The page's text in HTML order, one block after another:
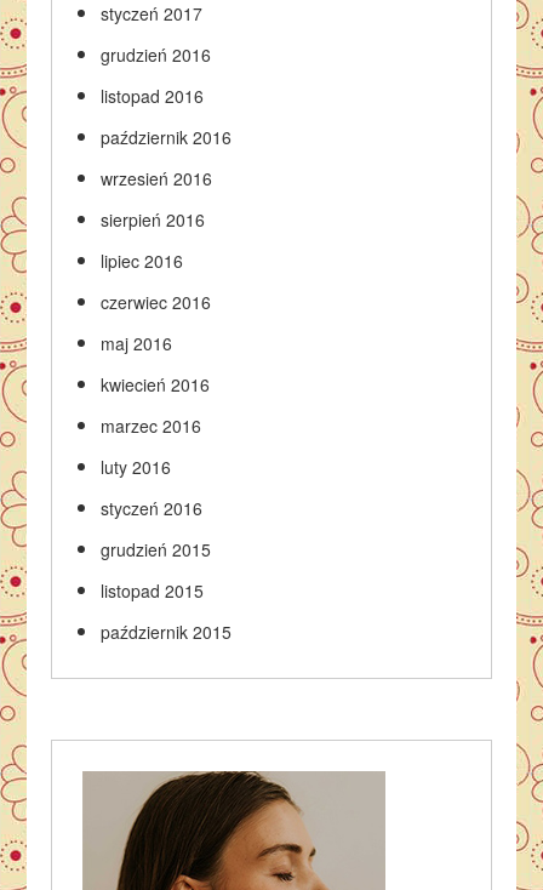
styczeń 2017
grudzień 2016
listopad 2016
październik 2016
wrzesień 2016
sierpień 2016
lipiec 2016
czerwiec 2016
maj 2016
kwiecień 2016
marzec 2016
luty 2016
styczeń 2016
grudzień 2015
listopad 2015
październik 2015